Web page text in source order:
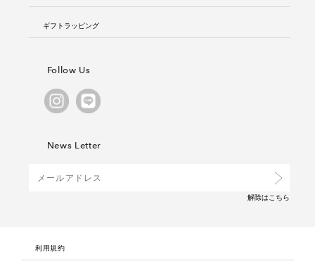
ギフトラッピング
Follow Us
News Letter
解除は こちら
利用規約